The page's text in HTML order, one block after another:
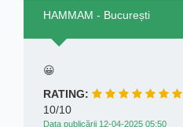
HAMMAM - București
😀
RATING:
10/10
Data publicării 12-04-2025 05:50